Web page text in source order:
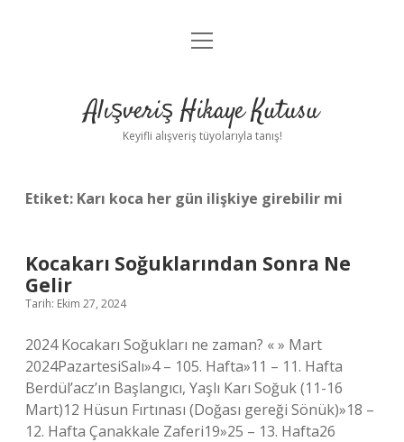
Anasayfa
Yasal Uyarı
menüyü
Alışveriş Hikaye Kutusu
Keyifli alışveriş tüyolarıyla tanış!
Etiket: Karı koca her gün ilişkiye girebilir mi
Kocakarı Soğuklarından Sonra Ne
Gelir
Tarih: Ekim 27, 2024
2024 Kocakarı Soğukları ne zaman? « » Mart
2024PazartesiSalı»4 – 105. Hafta»11 – 11. Hafta
Berdül’acz’ın Başlangıcı, Yaşlı Karı Soğuk (11-16
Mart)12 Hüsun Fırtınası (Doğası gereği Sönük)»18 –
12. Hafta Çanakkale Zaferi19»25 – 13. Hafta26